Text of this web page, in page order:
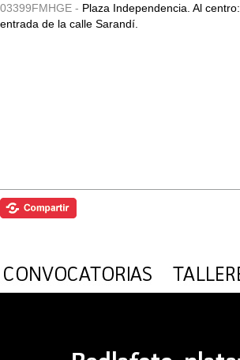
03399FMHGE - Plaza Independencia. Al centro:
entrada de la calle Sarandí.